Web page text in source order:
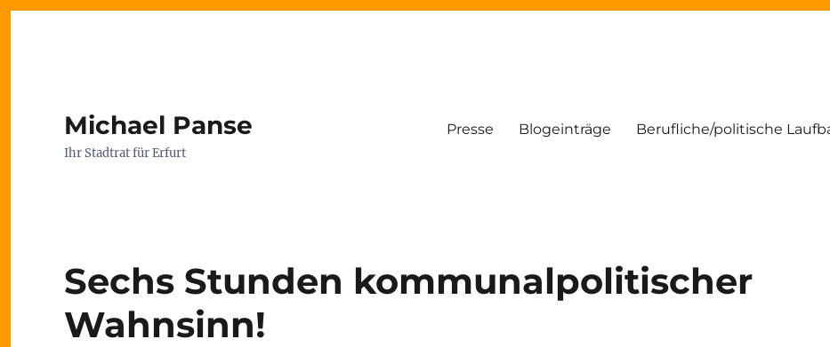
Michael Panse
Ihr Stadtrat für Erfurt
Presse Blogeinträge Berufliche/politische
Sechs Stunden kommunalpolitischer
Wahnsinn!